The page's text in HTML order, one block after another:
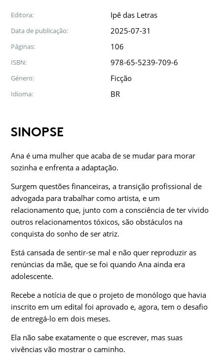
Editora: Ipê das Letras
Data de publicação: 2025-07-31
Páginas: 106
ISBN: 978-65-5239-709-6
Género: Ficção
Idioma: BR
SINOPSE
Ana é uma mulher que acaba de se mudar para morar
sozinha e enfrenta a adaptação.
Surgem questões financeiras, a transição profissional de
advogada para trabalhar como artista, e um
relacionamento que, junto com a consciência de ter vivido
outros relacionamentos tóxicos, são obstáculos na
conquista do sonho de ser atriz.
Está cansada de sentir-se mal e não quer reproduzir as
renúncias da mãe, que se foi quando Ana ainda era
adolescente.
Recebe a notícia de que o projeto de monólogo que havia
inscrito em um edital foi aprovado e, agora, tem o desafio
de entregá-lo em dois meses.
Ela não sabe exatamente o que escrever, mas suas
vivências vão mostrar o caminho.